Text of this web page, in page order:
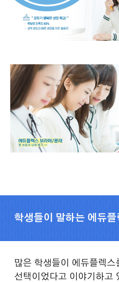
학생들이 말하는 에듀플
많은 학생들이 에듀플렉
선택이었다고 이야기하고